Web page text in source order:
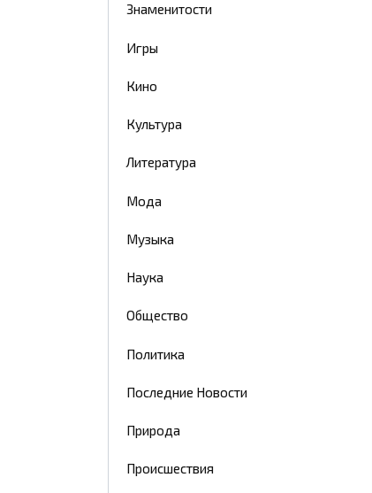
Знаменитости
Игры
Кино
Культура
Литература
Мода
Музыка
Наука
Общество
Политика
Последние Новости
Природа
Происшествия